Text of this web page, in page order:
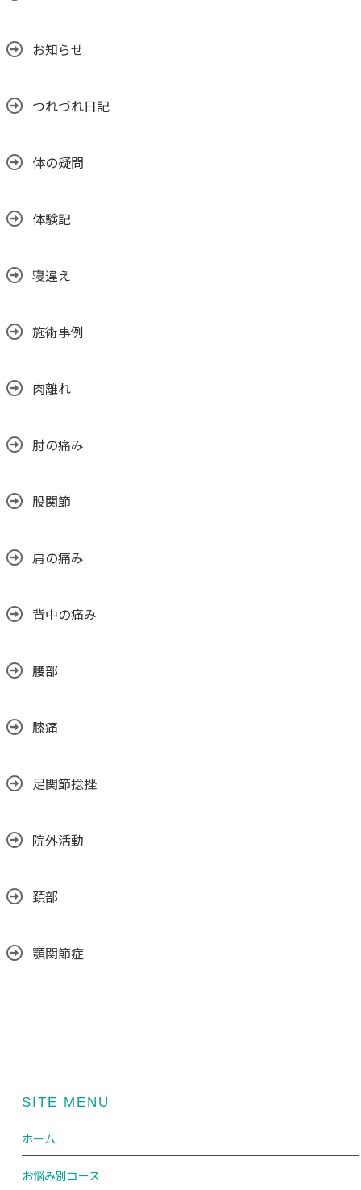
お知らせ
つれづれ日記
体の疑問
体験記
寝違え
施術事例
肉離れ
肘の痛み
股関節
肩の痛み
背中の痛み
腰部
膝痛
足関節捻挫
院外活動
頚部
顎関節症
SITE MENU
ホーム
お悩み別コース